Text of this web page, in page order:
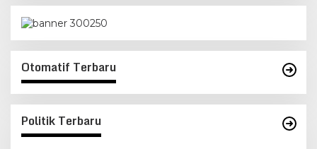
Otomatif Terbaru
Politik Terbaru